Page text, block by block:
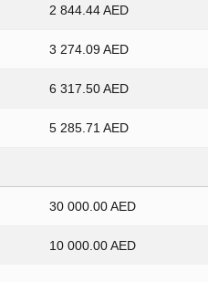
2 844.44 AED
3 274.09 AED
6 317.50 AED
5 285.71 AED
30 000.00 AED
10 000.00 AED